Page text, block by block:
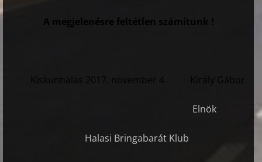
A megjelenésre feltétlen számítunk !
Kiskunhalas 2017. november 4. Király Gábor
Elnök
Halasi Bringabarát Klub